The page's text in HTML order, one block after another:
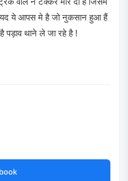
ये आपस मे है जो नुकसान हुआ हैं
पड़ाव थाने ले जा रहे है !